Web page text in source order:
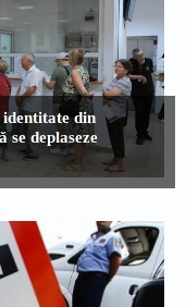
din
se deplaseze